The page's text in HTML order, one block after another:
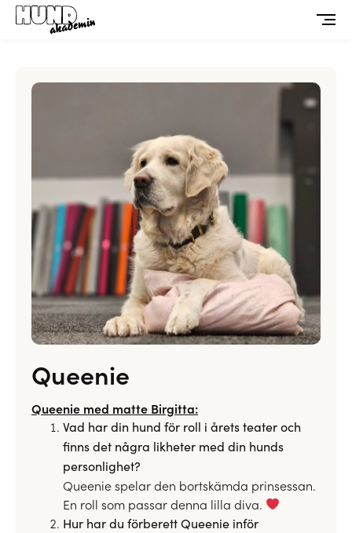
Queenie
Queenie med matte Birgitta:
Vad har din hund för roll i årets teater och
finns det några likheter med din hunds
personlighet?
Queenie spelar den bortskämda prinsessan.
En roll som passar denna lilla diva.
Hur har du förberett Queenie inför